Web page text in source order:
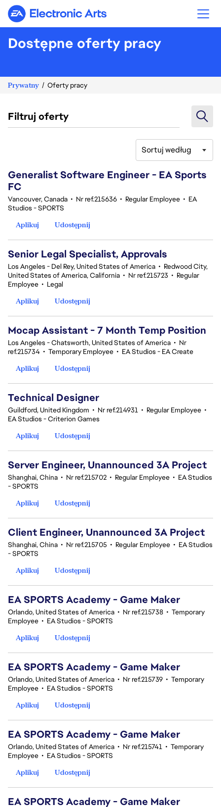
Electronic Arts
Dostępne oferty pracy
Prywatny Oferty pracy
Filtruj oferty
Sortuj według
Generalist Software Engineer - EA Sports
FC
Vancouver, Canada • Nr ref.215636 • Regular Employee • EA
Studios - SPORTS
Aplikuj
Udostępnij
Senior Legal Specialist, Approvals
Los Angeles - Del Rey, United States of America • Redwood City,
United States of America, California • Nr ref.215723 • Regular
Employee • Legal
Aplikuj
Udostępnij
Mocap Assistant - 7 Month Temp Position
Los Angeles - Chatsworth, United States of America • Nr
ref.215734 • Temporary Employee • EA Studios - EA Create
Aplikuj
Udostępnij
Technical Designer
Guildford, United Kingdom • Nr ref.214931 • Regular Employee •
EA Studios - Criterion Games
Aplikuj
Udostępnij
Server Engineer, Unannounced 3A Project
Shanghai, China • Nr ref.215702 • Regular Employee • EA Studios
- SPORTS
Aplikuj
Udostępnij
Client Engineer, Unannounced 3A Project
Shanghai, China • Nr ref.215705 • Regular Employee • EA Studios
- SPORTS
Aplikuj
Udostępnij
EA SPORTS Academy - Game Maker
Orlando, United States of America • Nr ref.215738 • Temporary
Employee • EA Studios - SPORTS
Aplikuj
Udostępnij
EA SPORTS Academy - Game Maker
Orlando, United States of America • Nr ref.215739 • Temporary
Employee • EA Studios - SPORTS
Aplikuj
Udostępnij
EA SPORTS Academy - Game Maker
Orlando, United States of America • Nr ref.215741 • Temporary
Employee • EA Studios - SPORTS
Aplikuj
Udostępnij
EA SPORTS Academy - Game Maker